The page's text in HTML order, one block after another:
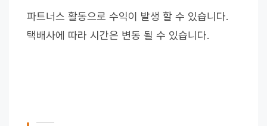
파트너스 활동으로 수익이 발생 할 수 있습니다.
택배사에 따라 시간은 변동 될 수 있습니다.